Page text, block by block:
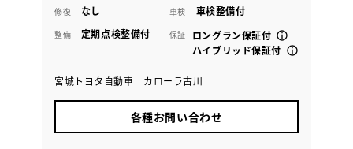
修復 なし 車検 車検整備付
整備 定期点検整備付 保証
ロングラン保証付
ハイブリッド保証付
宮城トヨタ自動車 カローラ古川
各種お問い合わせ